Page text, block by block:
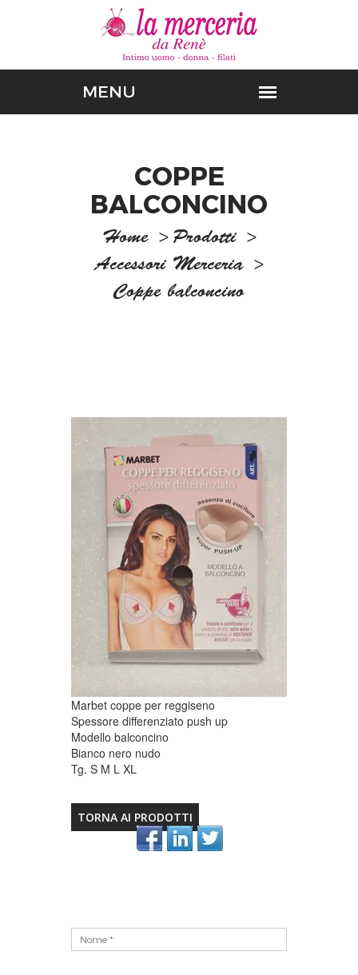
COPPE
BALCONCINO
Home > Prodotti >
Accessori Merceria >
Coppe balconcino
Marbet coppe per reggiseno
Spessore differenziato push up
Modello balconcino
Bianco nero nudo
Tg. S M L XL
TORNA AI PRODOTTI